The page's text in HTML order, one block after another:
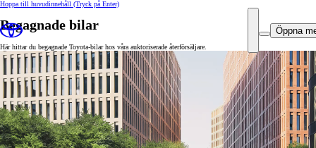
Hoppa till huvudinnehåll (Tryck på Enter)
Öppna
Begagnade bilar
Här hittar du begagnade Toyota-bilar hos våra auktoriserade återförsäljare.